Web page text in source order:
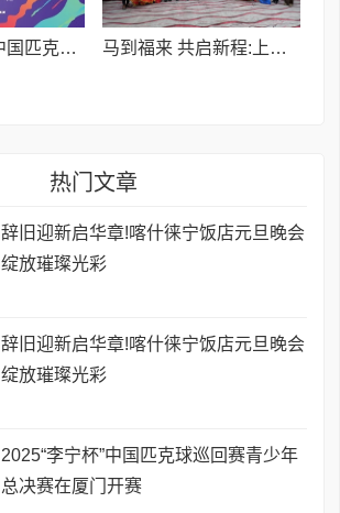
2025“李宁杯”中国匹克球巡回赛青少年总决赛在厦门开赛 马到福来 共启新程:上海K.B开波豪车俱乐部暨红玫瑰艺术团跨年晚宴璀璨落幕
热门文章
辞旧迎新启华章!喀什徕宁饭店元旦晚会
绽放璀璨光彩
辞旧迎新启华章!喀什徕宁饭店元旦晚会
绽放璀璨光彩
2025“李宁杯”中国匹克球巡回赛青少年
总决赛在厦门开赛